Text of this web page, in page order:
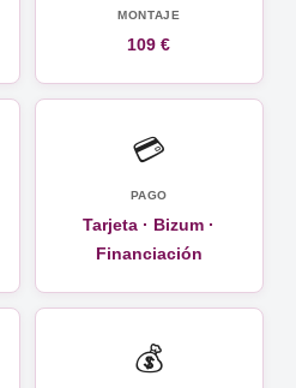
MONTAJE
109 €
💳
PAGO
Tarjeta · Bizum ·
Financiación
💰